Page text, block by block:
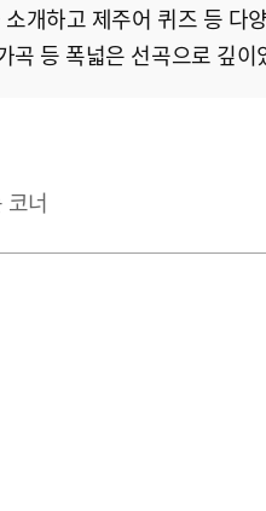
개하고 제주어 퀴즈 등 다
곡 등 폭넓은 선곡으로 깊
코너